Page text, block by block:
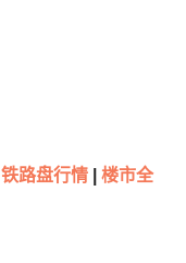
铁路盘行情|
楼市全